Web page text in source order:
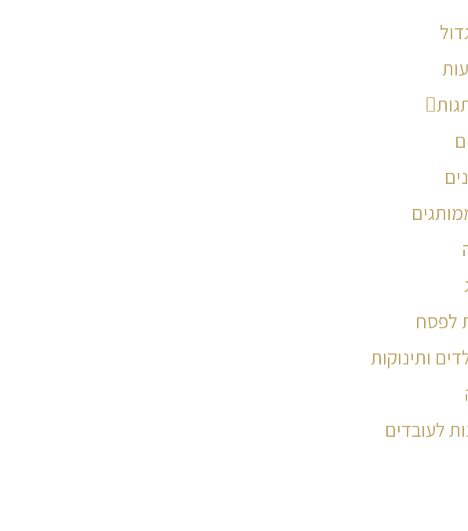
לפסח
ותינוקות
לעובדים